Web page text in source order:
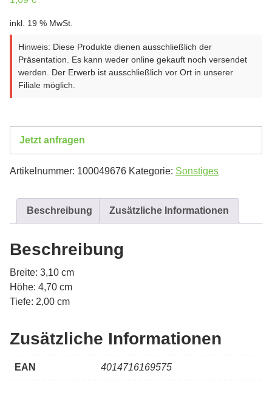
inkl. 19 % MwSt.
Hinweis: Diese Produkte dienen ausschließlich der
Präsentation. Es kann weder online gekauft noch versendet
werden. Der Erwerb ist ausschließlich vor Ort in unserer
Filiale möglich.
Jetzt anfragen
Artikelnummer: 100049676 Kategorie: Sonstiges
Beschreibung Zusätzliche Informationen
Beschreibung
Breite: 3,10 cm
Höhe: 4,70 cm
Tiefe: 2,00 cm
Zusätzliche Informationen
EAN 4014716169575